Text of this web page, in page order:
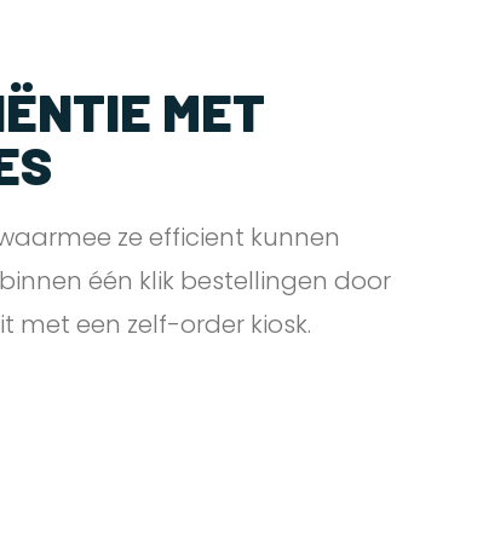
MET
ze efficient kunnen
één klik bestellingen door
met een zelf-order kiosk.